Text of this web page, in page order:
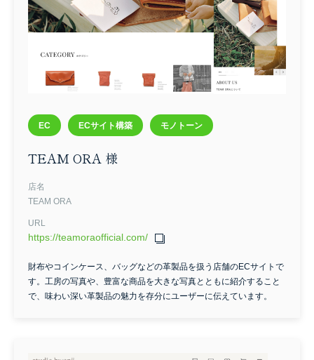
EC ECサイト構築 モノトーン
TEAM ORA 様
店名
TEAM ORA
URL
https://teamoraofficial.com/
財布やコインケース、バッグなどの革製品を扱う店舗のECサイトで
す。工房の写真や、豊富な商品を大きな写真とともに紹介すること
で、味わい深い革製品の魅力を存分にユーザーに伝えています。